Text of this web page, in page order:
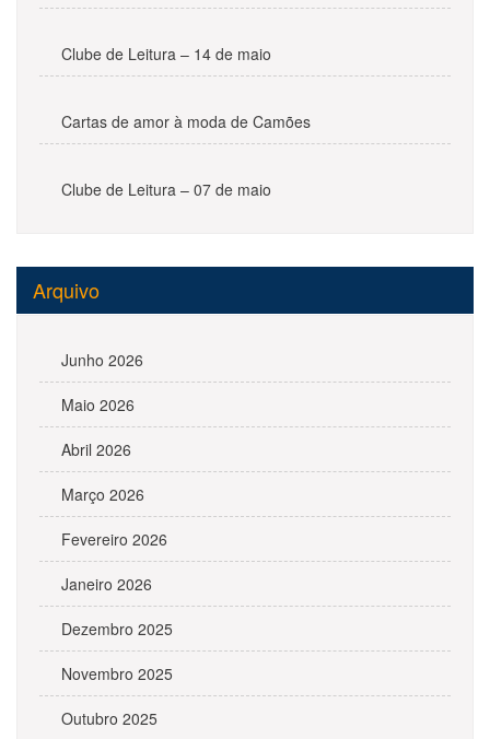
Clube de Leitura – 14 de maio
Cartas de amor à moda de Camões
Clube de Leitura – 07 de maio
Arquivo
Junho 2026
Maio 2026
Abril 2026
Março 2026
Fevereiro 2026
Janeiro 2026
Dezembro 2025
Novembro 2025
Outubro 2025